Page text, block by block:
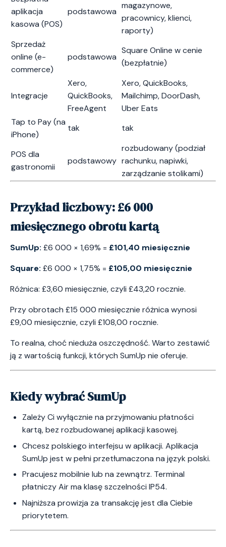
aplikacja
kasowa (POS)
podstawowa
magazynowe,
pracownicy, klienci,
raporty)
Sprzedaż
online (e-
commerce)
podstawowa
Square Online w cenie
(bezpłatnie)
Integracje
Xero,
QuickBooks,
FreeAgent
Xero, QuickBooks,
Mailchimp, DoorDash,
Uber Eats
Tap to Pay (na
iPhone)
tak tak
POS dla
gastronomii
podstawowy
rozbudowany (podział
rachunku, napiwki,
zarządzanie stolikami)
Przykład liczbowy: £6 000
miesięcznego obrotu kartą
SumUp: £6 000 × 1,69% = £101,40 miesięcznie
Square: £6 000 × 1,75% = £105,00 miesięcznie
Różnica: £3,60 miesięcznie, czyli £43,20 rocznie.
Przy obrotach £15 000 miesięcznie różnica wynosi
£9,00 miesięcznie, czyli £108,00 rocznie.
To realna, choć nieduża oszczędność. Warto zestawić
ją z wartością funkcji, których SumUp nie oferuje.
Kiedy wybrać SumUp
Zależy Ci wyłącznie na przyjmowaniu płatności
kartą, bez rozbudowanej aplikacji kasowej.
Chcesz polskiego interfejsu w aplikacji. Aplikacja
SumUp jest w pełni przetłumaczona na język polski.
Pracujesz mobilnie lub na zewnątrz. Terminal
płatniczy Air ma klasę szczelności IP54.
Najniższa prowizja za transakcję jest dla Ciebie
priorytetem.